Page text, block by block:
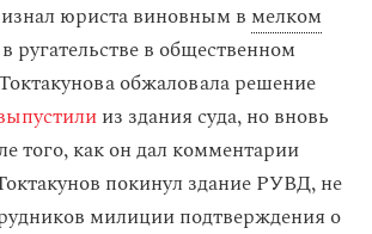
юриста виновным в мелком
ругательстве в общественном
обжаловала решение
из здания суда, но вновь
того, как он дал комментарии
покинул здание РУВД, не
милиции подтверждения о